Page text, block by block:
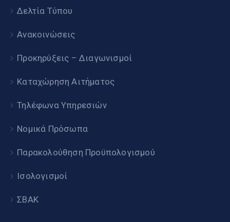
Δελτία Τύπου
Ανακοινώσεις
Προκηρύξεις – Διαγωνισμοί
Καταχώρηση Αιτήματος
Τηλέφωνα Υπηρεσιών
Νομικά Πρόσωπα
Παρακολούθηση Προϋπολογισμού
Ισολογισμοί
ΣΒΑΚ